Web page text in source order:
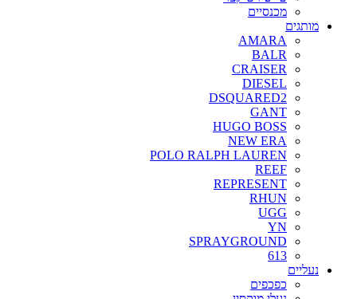
מכנסיים
מותגים
AMARA
BALR
CRAISER
DIESEL
DSQUARED2
GANT
HUGO BOSS
NEW ERA
POLO RALPH LAUREN
REEF
REPRESENT
RHUN
UGG
YN
SPRAYGROUND
613
נעליים
כפכפים